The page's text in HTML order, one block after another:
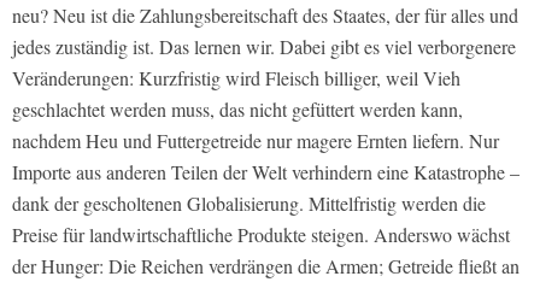
neu? Neu ist die Zahlungsbereitschaft des Staates, der für alles und
jedes zuständig ist. Das lernen wir. Dabei gibt es viel verborgenere
Veränderungen: Kurzfristig wird Fleisch billiger, weil Vieh
geschlachtet werden muss, das nicht gefüttert werden kann,
nachdem Heu und Futtergetreide nur magere Ernten liefern. Nur
Importe aus anderen Teilen der Welt verhindern eine Katastrophe –
dank der gescholtenen Globalisierung. Mittelfristig werden die
Preise für landwirtschaftliche Produkte steigen. Anderswo wächst
der Hunger: Die Reichen verdrängen die Armen; Getreide fließt an